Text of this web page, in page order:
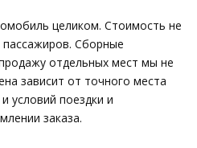
целиком. Стоимость не
Сборные
отдельных мест мы не
зависит от точного места
условий поездки и
заказа.